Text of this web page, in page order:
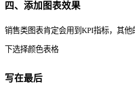
四、添加图表效果
销售类图表肯定会用到KPI指标，其
下选择颜色表格
写在最后